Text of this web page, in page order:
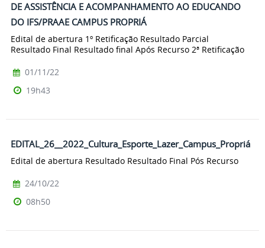
DE ASSISTÊNCIA E ACOMPANHAMENTO AO EDUCANDO
DO IFS/PRAAE CAMPUS PROPRIÁ
Edital de abertura 1º Retificação Resultado Parcial
Resultado Final Resultado final Após Recurso 2ª Retificação
01/11/22
19h43
EDITAL_26__2022_Cultura_Esporte_Lazer_Campus_Propriá
Edital de abertura Resultado Resultado Final Pós Recurso
24/10/22
08h50